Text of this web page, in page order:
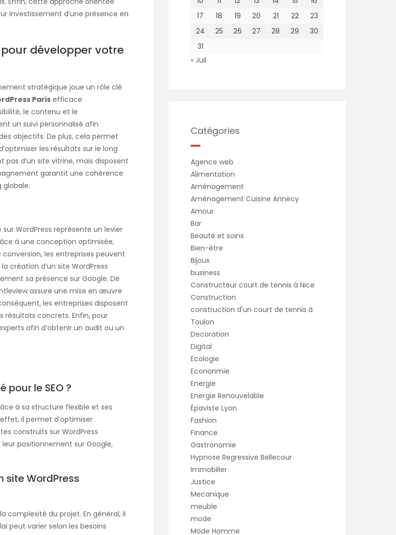
investissement d’une présence en
développer votre
stratégique joue un rôle clé
Parisefficace
le contenu et le
un suivi personnalisé afin
objectifs. De plus, cela permet
les résultats sur le long
d’un site vitrine, mais disposent
garantit une cohérence
WordPress représente un levier
à une conception optimisée,
les entreprises peuvent
création d’un site WordPress
sa présence sur Google. De
assure une mise en œuvre
les entreprises disposent
résultats concrets. Enfin, pour
afin d’obtenir un audit ou un
le SEO ?
à sa structure flexible et ses
il permet d’optimiser
construits sur WordPress
positionnement sur Google,
WordPress
complexité du projet. En général, il
peut varier selon les besoins
17
18 19 20 21 22
23
24
25 26 27 28 29
30
31
« Juil
Catégories
Agence web
Alimentation
Aménagement
Aménagement Cuisine Annecy
Amour
Bar
Beauté et soins
Bien-être
Bijoux
business
Constructeur court de tennis à Nice
Construction
construction d'un court de tennis à
Toulon
Decoration
Digital
Ecologie
Econonmie
Energie
Energie Renouvelable
Épaviste Lyon
Fashion
Finance
Gastronomie
Hypnose Regressive Bellecour
Immobilier
Justice
Mecanique
meuble
mode
Mode Homme